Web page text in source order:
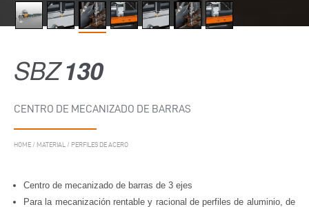
SBZ130
CENTRO DE MECANIZADO DE BARRAS
HOME / MATERIAL / PERFILES DE ACERO
Centro de mecanizado de barras de 3 ejes
Para la mecanización rentable y racional de perfiles de aluminio, de